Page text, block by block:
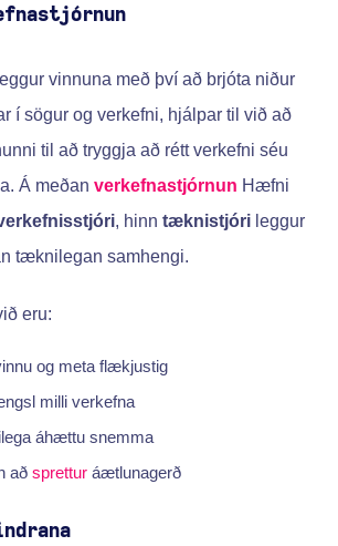
vinnuna með því að brjóta niður
í sögur og verkefni, hjálpar til við að
til að tryggja að rétt verkefni séu
Á meðan verkefnastjórnun Hæfni
, hinn tæknistjóri leggur
tæknilegan samhengi.
eru:
og meta flækjustig
milli verkefna
áhættu snemma
að sprettur áætlunagerð